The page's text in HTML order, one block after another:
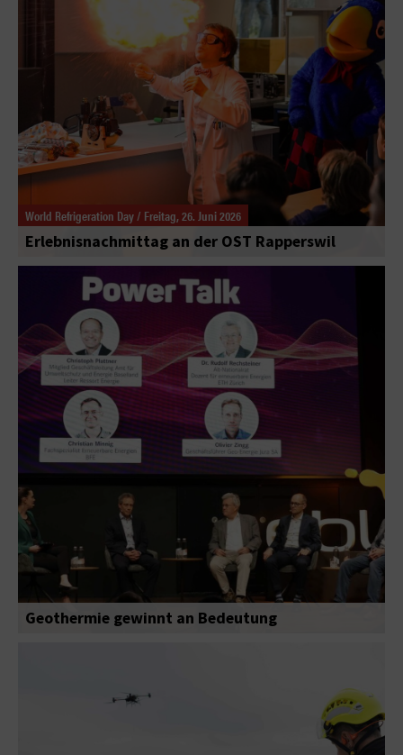
World Refrigeration Day / Freitag, 26. Juni 2026
Erlebnisnachmittag an der OST Rapperswil
Geothermie gewinnt an Bedeutung